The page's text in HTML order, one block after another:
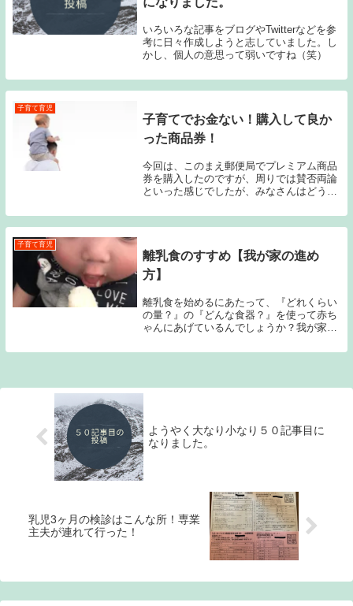
いろいろな記事をブログやTwitterなどを参
考に日々作成しようと志していました。し
かし、個人の意思って弱いですね（笑）
子育て育児
子育てでお金ない！購入して良か
った商品券！
今回は、このまえ郵便局でプレミアム商品
券を購入したのですが、周りでは賛否両論
といった感じでしたが、みなさんはどうで
子育て育児
離乳食のすすめ【我が家の進め
方】
離乳食を始めるにあたって、『どれくらい
の量？』の『どんな食器？』を使って赤ち
ゃんにあげているんでしょうか？我が家で
あげています。そんな我が家の進め方をご
ようやく大なり小なり５０記事目に
なりました。
乳児3ヶ月の検診はこんな所！専業
主夫が連れて行った！